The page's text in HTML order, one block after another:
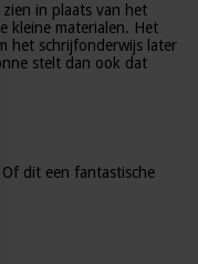
in plaats van het
kleine materialen. Het
het schrijfonderwijs later
stelt dan ook dat
dit een fantastische